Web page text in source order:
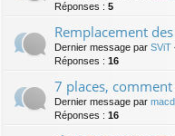
Réponses : 5
Remplacement
Dernier message par SViT
Réponses : 16
7 places,
Dernier message par
Réponses : 16